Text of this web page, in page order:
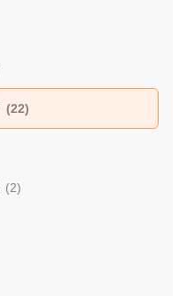
(22)
(2)